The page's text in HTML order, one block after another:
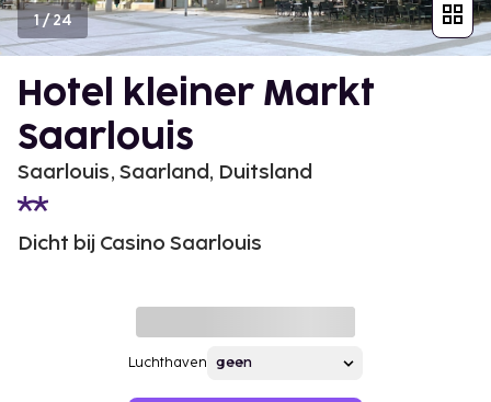
1/24
Hotel kleiner Markt
Saarlouis
Saarlouis, Saarland, Duitsland
Dicht bij Casino Saarlouis
Luchthaven